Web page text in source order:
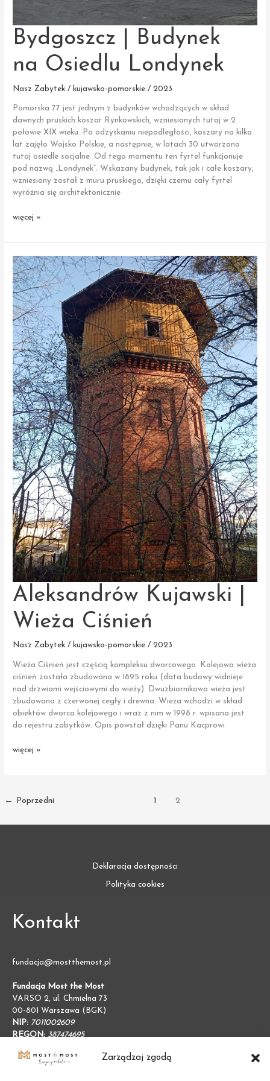
Zarządzaj zgodą
Bydgoszcz | Budynek
na Osiedlu Londynek
Nasz Zabytek / kujawsko-pomorskie / 2023
Pomorska 77 jest jednym z budynków wchodzących w skład
dawnych pruskich koszar Rynkowskich, wzniesionych tutaj w 2
połowie XIX wieku. Po odzyskaniu niepodległości, koszary na kilka
lat zajęło Wojsko Polskie, a następnie, w latach 30 utworzono
tutaj osiedle socjalne. Od tego momentu ten fyrtel funkcjonuje
pod nazwą „Londynek”. Wskazany budynek, tak jak i całe koszary,
wzniesiony został z muru pruskiego, dzięki czemu cały fyrtel
wyróżnia się architektonicznie
Bydgoszcz
Budynek
Londynek
więcej »
Aleksandrów Kujawski |
Wieża Ciśnień
Nasz Zabytek / kujawsko-pomorskie / 2023
Wieża Ciśnień jest częścią kompleksu dworcowego. Kolejowa wieża
ciśnień została zbudowana w 1895 roku (data budowy widnieje
nad drzwiami wejściowymi do wieży). Dwuzbiornikowa wieża jest
zbudowana z czerwonej cegły i drewna. Wieża wchodzi w skład
obiektów dworca kolejowego i wraz z nim w 1998 r. wpisana jest
do rejestru zabytków. Opis powstał dzięki Panu Kacprowi
Aleksandrów
Ciśnień
więcej »
← Poprzedni 1 2
Deklaracja dostępności
Polityka cookies
Kontakt
fundacja@mostthemost.pl
Fundacja Most the Most
VARSO 2, ul. Chmielna 73
00-801 Warszawa (BGK)
NIP: 7011002609
REGON: 387474695